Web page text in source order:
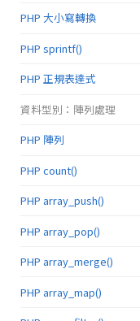
PHP 大小寫轉換
PHP sprintf()
PHP 正規表達式
資料型別：陣列處理
PHP 陣列
PHP count()
PHP array_push()
PHP array_pop()
PHP array_merge()
PHP array_map()